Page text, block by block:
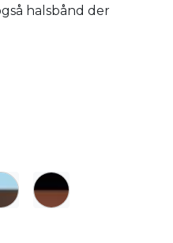
halsbånd der